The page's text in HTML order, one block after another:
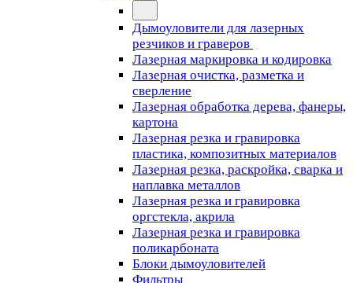
Дымоуловители для лазерных
резчиков и граверов
Лазерная маркировка и кодировка
Лазерная очистка, разметка и
сверление
Лазерная обработка дерева, фанеры,
картона
Лазерная резка и гравировка
пластика, композитных материалов
Лазерная резка, раскройка, сварка и
наплавка металлов
Лазерная резка и гравировка
оргстекла, акрила
Лазерная резка и гравировка
поликарбоната
Блоки дымоуловителей
Фильтры